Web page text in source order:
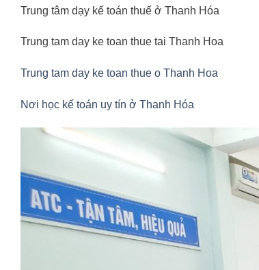
Trung tâm dạy kế toán thuế ở Thanh Hóa
Trung tam day ke toan thue tai Thanh Hoa
Trung tam day ke toan thue o Thanh Hoa
Nơi học kế toán uy tín ở Thanh Hóa